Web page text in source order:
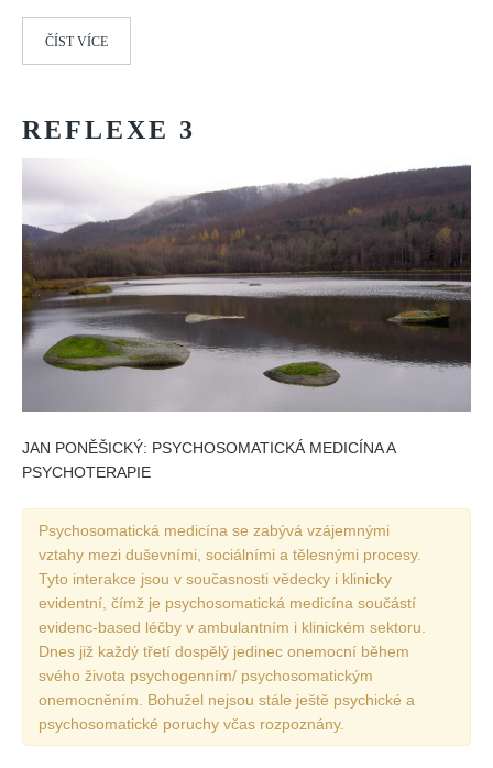
ČÍST VÍCE
REFLEXE 3
JAN PONĚŠICKÝ: PSYCHOSOMATICKÁ MEDICÍNA A
PSYCHOTERAPIE
Psychosomatická medicína se zabývá vzájemnými
vztahy mezi duševními, sociálními a tělesnými procesy.
Tyto interakce jsou v současnosti vědecky i klinicky
evidentní, čímž je psychosomatická medicína součástí
evidenc-based léčby v ambulantním i klinickém sektoru.
Dnes již každý třetí dospělý jedinec onemocní během
svého života psychogenním/ psychosomatickým
onemocněním. Bohužel nejsou stále ještě psychické a
psychosomatické poruchy včas rozpoznány.